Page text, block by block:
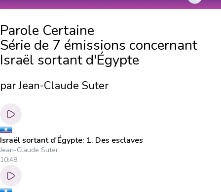
Parole Certaine
Série de 7 émissions concernant
Israël sortant d'Égypte
par Jean-Claude Suter
Israël sortant d'Égypte: 1. Des esclaves
Jean-Claude Suter
10:48